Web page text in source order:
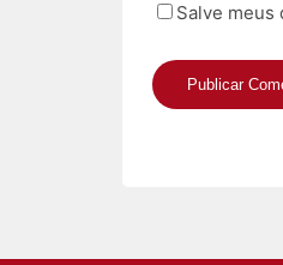
Salve meus